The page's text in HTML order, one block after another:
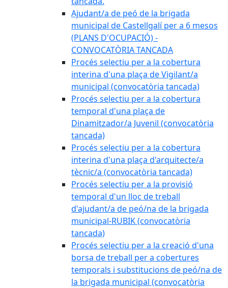
Ajudant/a de peó de la brigada
municipal de Castellgalí per a 6 mesos
(PLANS D'OCUPACIÓ) -
CONVOCATÒRIA TANCADA
Procés selectiu per a la cobertura
interina d'una plaça de Vigilant/a
municipal (convocatòria tancada)
Procés selectiu per a la cobertura
temporal d'una plaça de
Dinamitzador/a Juvenil (convocatòria
tancada)
Procés selectiu per a la cobertura
interina d'una plaça d'arquitecte/a
tècnic/a (convocatòria tancada)
Procés selectiu per a la provisió
temporal d'un lloc de treball
d'ajudant/a de peó/na de la brigada
municipal-RUBIK (convocatòria
tancada)
Procés selectiu per a la creació d'una
borsa de treball per a cobertures
temporals i substitucions de peó/na de
la brigada municipal (convocatòria